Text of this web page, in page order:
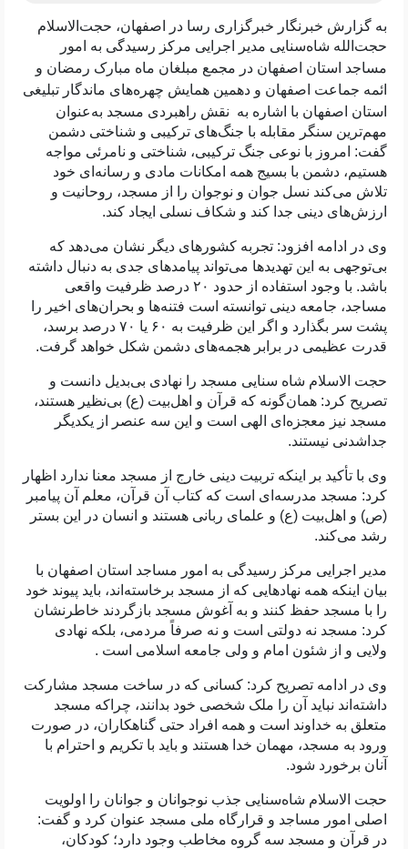
به گزارش خبرنگار خبرگزاری رسا در اصفهان، حجت‌الاسلام
حجت‌الله شاه‌سنایی مدیر اجرایی مرکز رسیدگی به امور
مساجد استان اصفهان در مجمع مبلغان ماه مبارک رمضان و
ائمه جماعت اصفهان و دهمین همایش چهره‌های ماندگار تبلیغی
استان اصفهان با اشاره به نقش راهبردی مسجد به‌عنوان
مهم‌ترین سنگر مقابله با جنگ‌های ترکیبی و شناختی دشمن
گفت: امروز با نوعی جنگ ترکیبی، شناختی و نامرئی مواجه
هستیم، دشمن با بسیج همه امکانات مادی و رسانه‌ای خود
تلاش می‌کند نسل جوان و نوجوان را از مسجد، روحانیت و
ارزش‌های دینی جدا کند و شکاف نسلی ایجاد کند.
وی در ادامه افزود: تجربه کشورهای دیگر نشان می‌دهد که
بی‌توجهی به این تهدیدها می‌تواند پیامدهای جدی به دنبال داشته
باشد. با وجود استفاده از حدود ۲۰ درصد ظرفیت واقعی
مساجد، جامعه دینی توانسته است فتنه‌ها و بحران‌های اخیر را
پشت سر بگذارد و اگر این ظرفیت به ۶۰ یا ۷۰ درصد برسد،
قدرت عظیمی در برابر هجمه‌های دشمن شکل خواهد گرفت.
حجت الاسلام شاه سنایی مسجد را نهادی بی‌بدیل دانست و
تصریح کرد: همان‌گونه که قرآن و اهل‌بیت (ع) بی‌نظیر هستند،
مسجد نیز معجزه‌ای الهی است و این سه عنصر از یکدیگر
جداشدنی نیستند.
وی با تأکید بر اینکه تربیت دینی خارج از مسجد معنا ندارد اظهار
کرد: مسجد مدرسه‌ای است که کتاب آن قرآن، معلم آن پیامبر
(ص) و اهل‌بیت (ع) و علمای ربانی هستند و انسان در این بستر
رشد می‌کند.
مدیر اجرایی مرکز رسیدگی به امور مساجد استان اصفهان با
بیان اینکه همه نهادهایی که از مسجد برخاسته‌اند، باید پیوند خود
را با مسجد حفظ کنند و به آغوش مسجد بازگردند خاطرنشان
کرد: مسجد نه دولتی است و نه صرفاً مردمی، بلکه نهادی
ولایی و از شئون امام و ولی جامعه اسلامی است .
وی در ادامه تصریح کرد: کسانی که در ساخت مسجد مشارکت
داشته‌اند نباید آن را ملک شخصی خود بدانند، چراکه مسجد
متعلق به خداوند است و همه افراد حتی گناهکاران، در صورت
ورود به مسجد، مهمان خدا هستند و باید با تکریم و احترام با
آنان برخورد شود.
حجت الاسلام شاه‌سنایی جذب نوجوانان و جوانان را اولویت
اصلی امور مساجد و قرارگاه ملی مسجد عنوان کرد و گفت:
در قرآن و مسجد سه گروه مخاطب وجود دارد؛ کودکان،